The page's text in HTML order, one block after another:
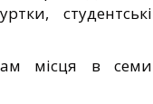
студентські
місця в семи